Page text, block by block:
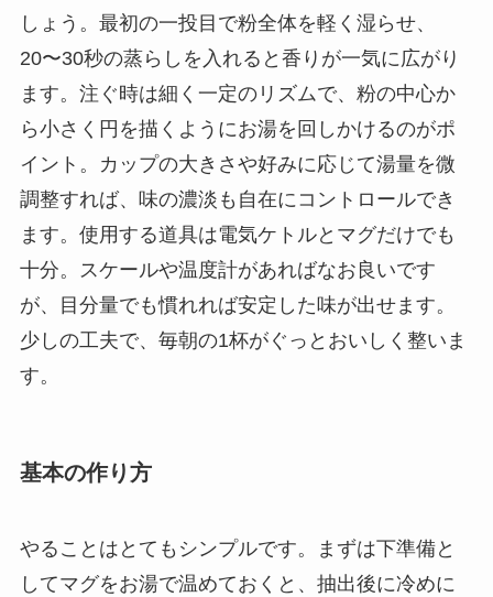
しょう。最初の一投目で粉全体を軽く湿らせ、
20〜30秒の蒸らしを入れると香りが一気に広がり
ます。注ぐ時は細く一定のリズムで、粉の中心か
ら小さく円を描くようにお湯を回しかけるのがポ
イント。カップの大きさや好みに応じて湯量を微
調整すれば、味の濃淡も自在にコントロールでき
ます。使用する道具は電気ケトルとマグだけでも
十分。スケールや温度計があればなお良いです
が、目分量でも慣れれば安定した味が出せます。
少しの工夫で、毎朝の1杯がぐっとおいしく整いま
す。
基本の作り方
やることはとてもシンプルです。まずは下準備と
してマグをお湯で温めておくと、抽出後に冷めに